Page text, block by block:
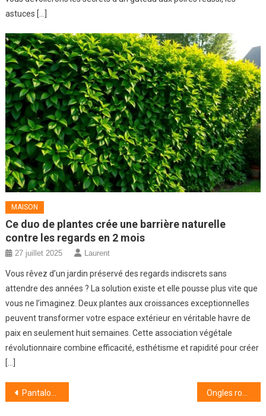
astuces […]
MAISON
Ce duo de plantes crée une barrière naturelle
contre les regards en 2 mois
27 juillet 2025 Laurent
Vous rêvez d’un jardin préservé des regards indiscrets sans
attendre des années ? La solution existe et elle pousse plus vite que
vous ne l’imaginez. Deux plantes aux croissances exceptionnelles
peuvent transformer votre espace extérieur en véritable havre de
paix en seulement huit semaines. Cette association végétale
révolutionnaire combine efficacité, esthétisme et rapidité pour créer
[…]
Navigation
Pantalon skinny : les meilleures associations avec vos chemisiers pour un look chic sans effort Ongles rouges : 5 inspirations élégantes qui s’adaptent à toutes les occasions